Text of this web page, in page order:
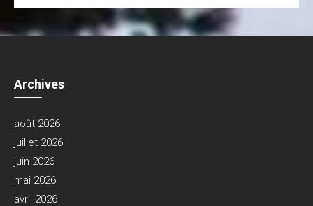
Archives
août 2026
juillet 2026
juin 2026
mai 2026
avril 2026